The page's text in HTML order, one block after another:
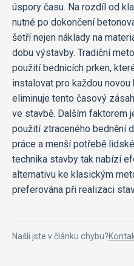
úspory času. Na rozdíl od
nutné po dokončení
šetří nejen náklady na
dobu výstavby. Tradiční
použití bednicích prken,
instalovat pro každou
eliminuje tento časový
ve stavbě. Dalším faktorem
použití ztraceného bednění
práce a menší potřebě
technika stavby tak nabízí
alternativu ke klasickým
preferována při realizaci
Našli jste v článku chybu?